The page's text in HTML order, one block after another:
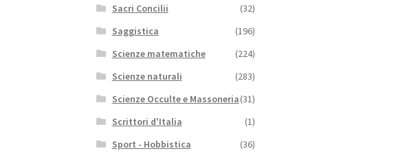
Sacri Concilii
(32)
Saggistica
(196)
Scienze matematiche
(224)
Scienze naturali
(283)
Scienze Occulte e Massoneria(31)
Scrittori d'Italia
(1)
Sport - Hobbistica
(36)